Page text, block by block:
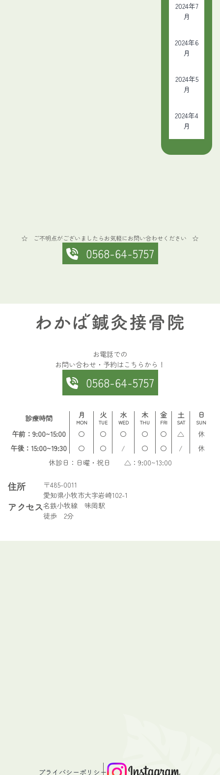
2024年7
月
2024年6
月
2024年5
月
2024年4
月
☆ ご不明点がございましたらお気軽にお問い合わせください ☆
0568-64-5757
お電話での
お問い合わせ・予約はこちらから！
0568-64-5757
診療時間 月
MON
火
TUE
水
WED
木
THU
金
FRI
土
SAT
日
SUN
午前：9:00~15:00 〇 〇 〇 〇 〇 △
休
午後：15:00~19:30
〇 〇 / 〇 〇 /
休
休診日：日曜・祝日 △：9:00~13:00
住所
〒485-0011
愛知県小牧市大字岩崎102-1
アクセス名鉄小牧線 味岡駅
徒歩 2分
プライバシーポリシー